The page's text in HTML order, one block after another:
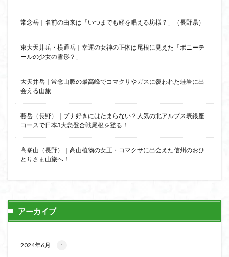
常念岳｜名前の由来は「いつまでも経を唱える坊様？」（長野県）
東大天井岳・横通岳｜幸運の女神の正体は尾根に見えた「ポニーテ
ールの少女の雪形？」
大天井岳｜常念山脈の最高峰でコマクサやガスに覆われた蛙岩に出
会える山旅
燕岳（長野）｜ブナ好きにはたまらない？人気の北アルプス表銀座
コースで日本3大急登合戦尾根を登る！
高峯山（長野）｜高山植物の女王・コマクサに出会えた信州のおひ
とりさま山旅へ！
アーカイブ
2024年6月 1